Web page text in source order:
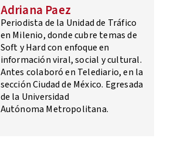
Adriana Paez
Periodista de la Unidad de Tráfico
en Milenio, donde cubre temas de
Soft y Hard con enfoque en
información viral, social y cultural.
Antes colaboró en Telediario, en la
sección Ciudad de México. Egresada
de la Universidad
Autónoma Metropolitana.